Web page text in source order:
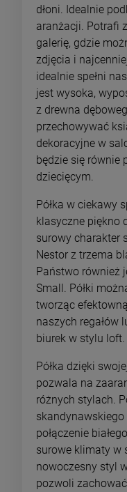
dłoni. Idealnie
aranżacji. Potrafi
galerię, gdzie
zdjęcia i
idealnie spełni
jest wysoka,
z drewna
przechowywać
dekoracyjne w
będzie się równie
dziecięcym.
Półka w ciekawy
klasyczne piękno
surowy charakter
Nestor z trzema
Państwo również
Small. Półki
tworząc
naszych regałów
biurek w stylu loft.
Półka dzięki
pozwala na
różnych stylach.
skandynawskiego
połączenie
surowe klimaty w
nowoczesny styl
pozwoli